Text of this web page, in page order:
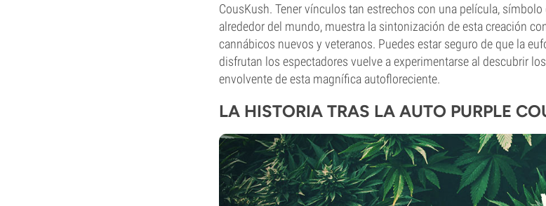
CousKush. Tener vínculos tan estrechos con una película,
alrededor del mundo, muestra la sintonización de esta creación
cannábicos nuevos y veteranos. Puedes estar seguro de que la
disfrutan los espectadores vuelve a experimentarse al descubrir
envolvente de esta magnífica autofloreciente.
LA HISTORIA TRAS LA AUTO PURPLE